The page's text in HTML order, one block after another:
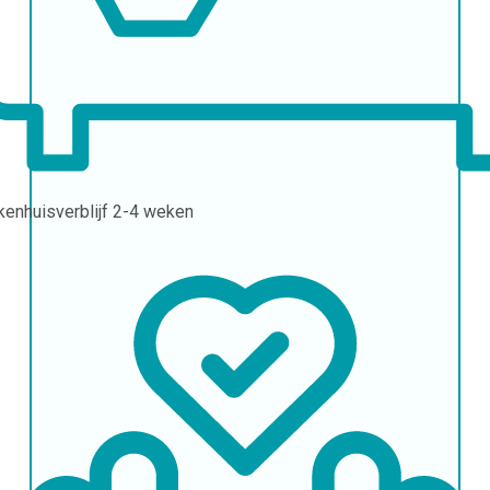
2-4 weken